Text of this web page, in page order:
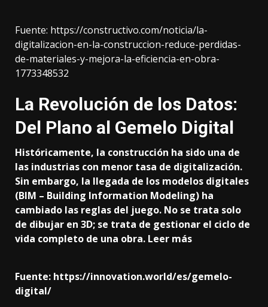
Fuente: https://constructivo.com/noticia/la-
digitalizacion-en-la-construccion-reduce-perdidas-
de-materiales-y-mejora-la-eficiencia-en-obra-
1773348532
La Revolución de los Datos:
Del Plano al Gemelo Digital
Históricamente, la construcción ha sido una de
las industrias con menor tasa de digitalización.
Sin embargo, la llegada de los modelos digitales
(BIM – Building Information Modeling) ha
cambiado las reglas del juego. No se trata solo
de dibujar en 3D; se trata de gestionar el ciclo de
vida completo de una obra. Leer más
Fuente: https://innovation.world/es/gemelo-
digital/